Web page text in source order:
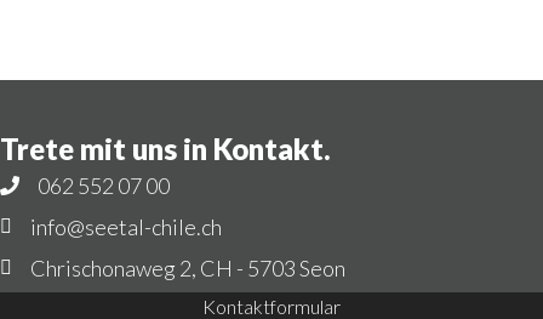
Trete mit uns in Kontakt.
062 552 07 00
info@seetal-chile.ch
Chrischonaweg 2, CH - 5703 Seon
Kontaktformular